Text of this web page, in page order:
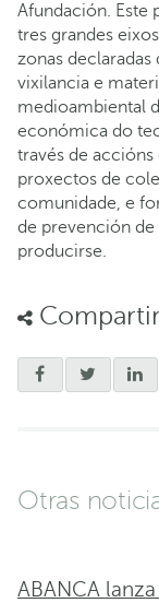
Afundación. Este
tres grandes
zonas
vixilancia e
medioambiental
económica do
través de
proxectos de
comunidade, e
de prevención de
producirse.
Otras
ABANCA